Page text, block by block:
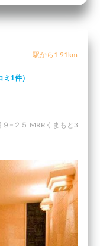
駅から1.91km
ミ1件）
−２５ MRRくまもと3